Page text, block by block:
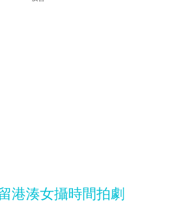
港湊女攝時間拍劇